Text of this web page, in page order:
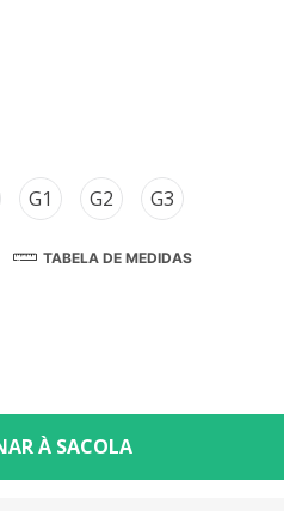
G1 G2 G3
TABELA DE MEDIDAS